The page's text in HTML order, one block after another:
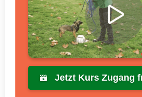
Jetzt Kurs Zugang